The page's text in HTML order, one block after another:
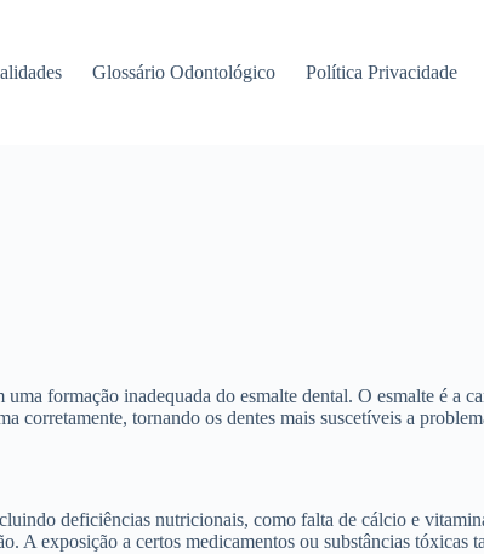
Glossário Odontológico Política Privacidade
formação inadequada do esmalte dental. O esmalte é a
corretamente, tornando os dentes mais suscetíveis a
deficiências nutricionais, como falta de cálcio e
A exposição a certos medicamentos ou substâncias tóxicas